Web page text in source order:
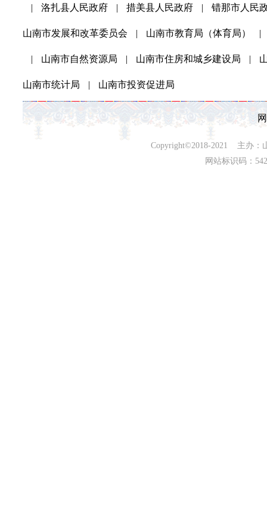
| 洛扎县人民政府 | 措美县人民政府 | 错那市人民
山南市发展和改革委员会 | 山南市教育局（体育局） |
| 山南市自然资源局 | 山南市住房和城乡建设局 |
山南市统计局 | 山南市投资促进局
Copyright©2018-2021 主办：
网站标识码：